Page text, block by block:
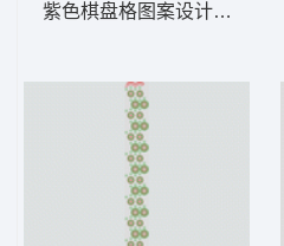
紫色棋盘格图案设计 窗帘版带